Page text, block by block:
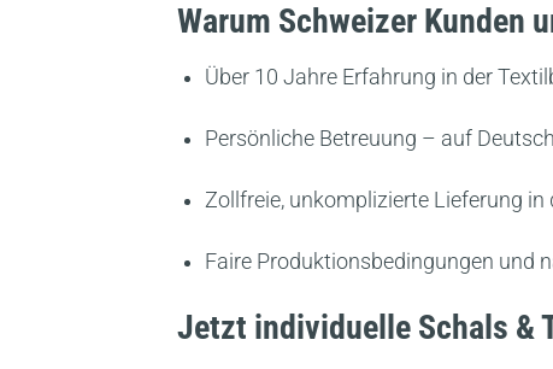
Warum Schweizer Kunden
Über 10 Jahre Erfahrung in der
Persönliche Betreuung – auf
Zollfreie, unkomplizierte Lieferung in
Faire Produktionsbedingungen und
Jetzt individuelle Schals &